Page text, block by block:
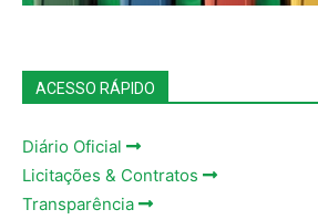
ACESSO RÁPIDO
Diário Oficial
Licitações & Contratos
Transparência